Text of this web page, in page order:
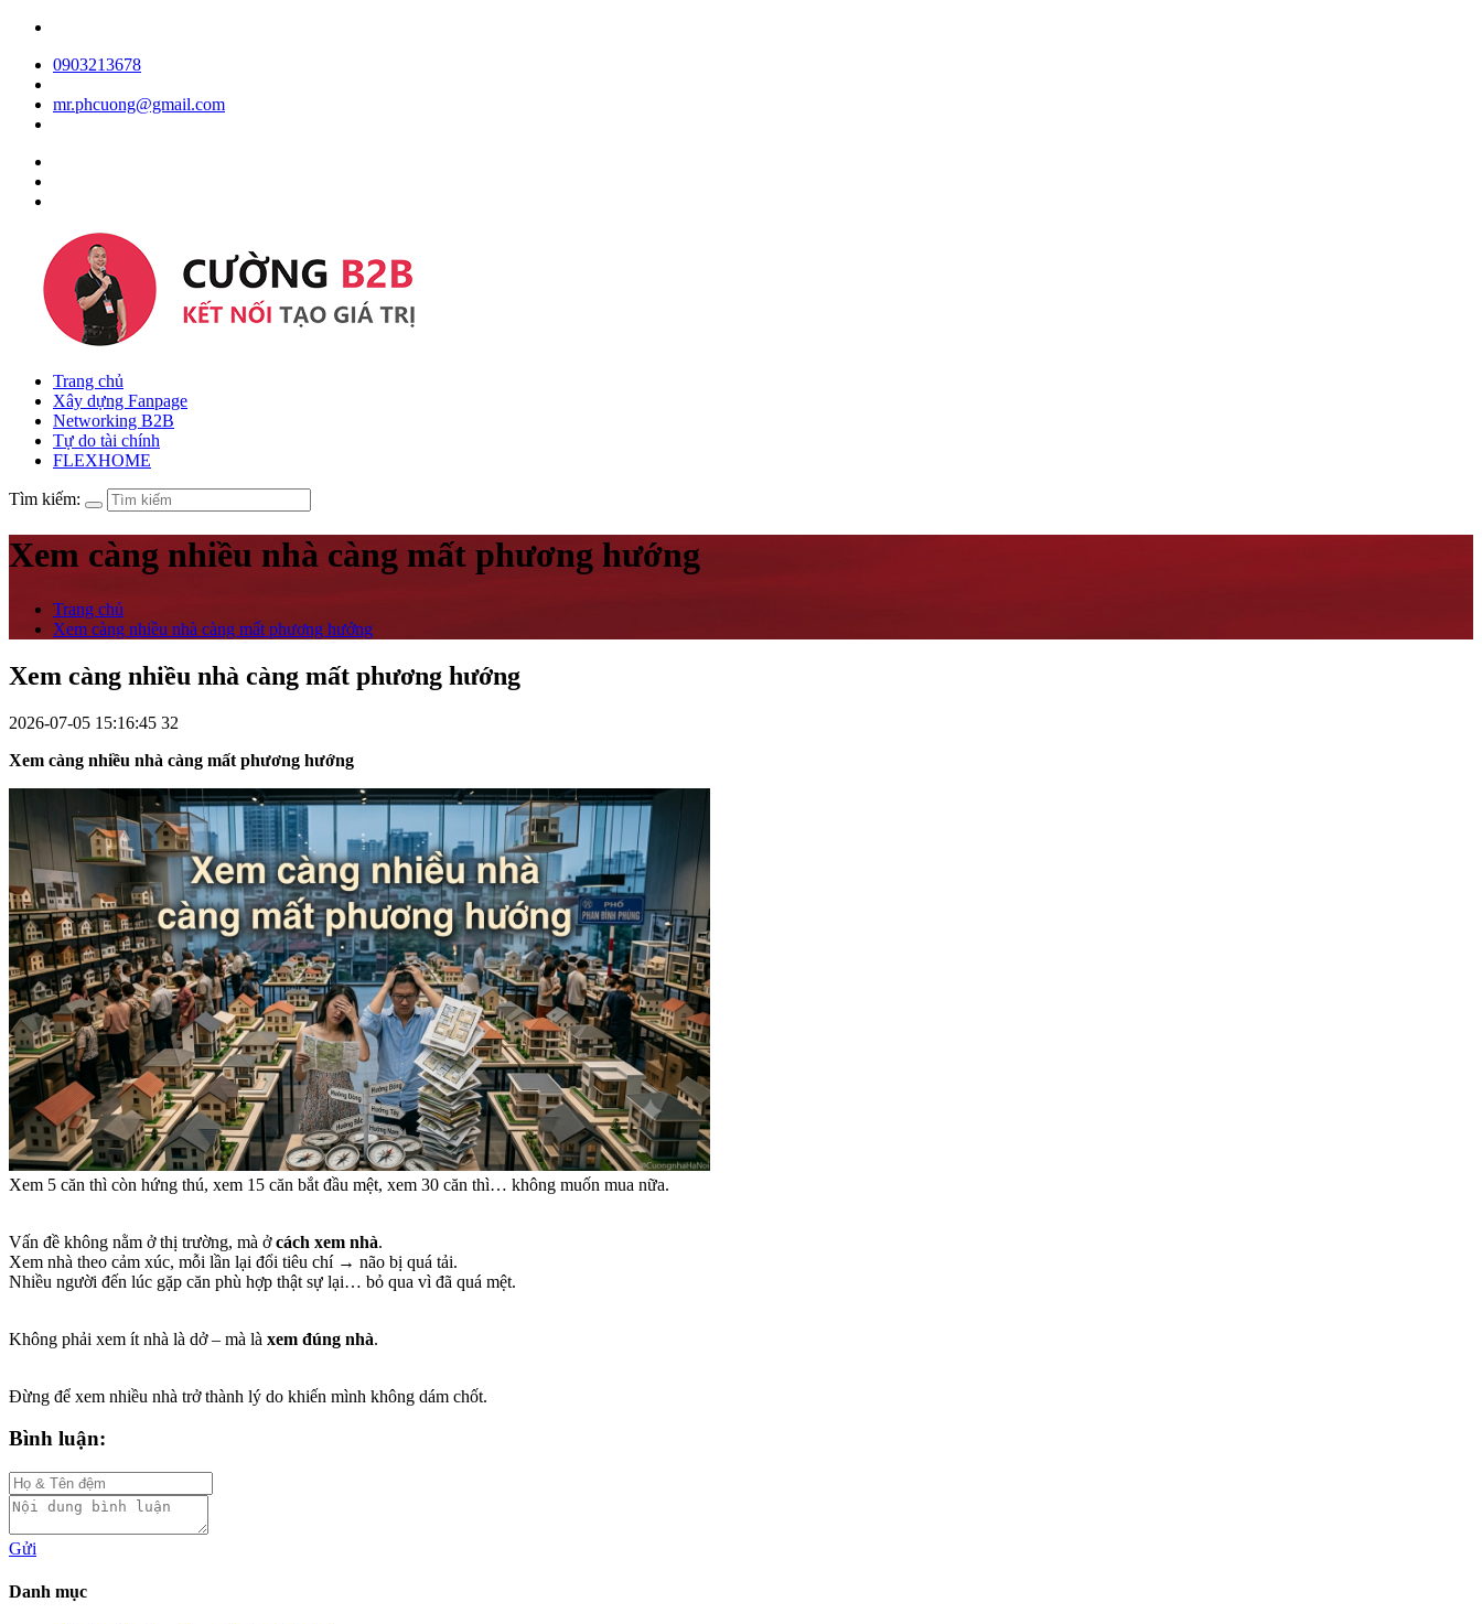
0903213678
mr.phcuong@gmail.com
Trang chủ
Xây dựng Fanpage
Networking B2B
Tự do tài chính
FLEXHOME
Tìm kiếm:
Xem càng nhiều nhà càng mất phương hướng
Trang chủ
Xem càng nhiều nhà càng mất phương hướng
Xem càng nhiều nhà càng mất phương hướng
2026-07-05 15:16:45 32
Xem càng nhiều nhà càng mất phương hướng
Xem 5 căn thì còn hứng thú, xem 15 căn bắt đầu mệt, xem 30 căn thì… không muốn mua nữa.
Vấn đề không nằm ở thị trường, mà ởcách xem nhà.
Xem nhà theo cảm xúc, mỗi lần lại đổi tiêu chí → não bị quá tải.
Nhiều người đến lúc gặp căn phù hợp thật sự lại… bỏ qua vì đã quá mệt.
Không phải xem ít nhà là dở – mà là xem đúng nhà.
Đừng để xem nhiều nhà trở thành lý do khiến mình không dám chốt.
Bình luận:
Gửi
Danh mục